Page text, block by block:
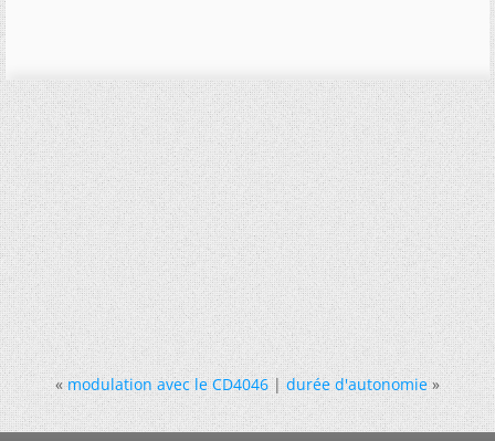
« modulation avec le CD4046|durée d'autonomie »